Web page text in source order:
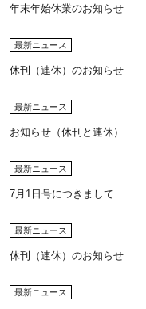
年末年始休業のお知らせ
最新ニュース
休刊（連休）のお知らせ
最新ニュース
お知らせ（休刊と連休）
最新ニュース
7月1日号につきまして
最新ニュース
休刊（連休）のお知らせ
最新ニュース